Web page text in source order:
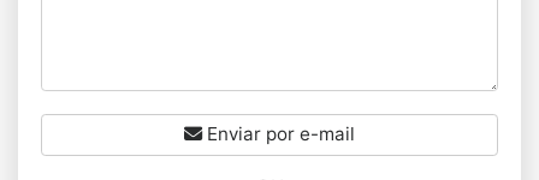
Enviar por e-mail